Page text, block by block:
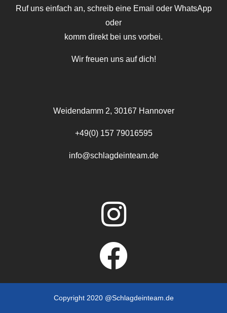
Ruf uns einfach an, schreib eine Email oder WhatsApp
oder
komm direkt bei uns vorbei.
Wir freuen uns auf dich!
Weidendamm 2, 30167 Hannover
+49(0) 157 79016595
info@schlagdeinteam.de
Copyright 2020 @Schlagdeinteam.de